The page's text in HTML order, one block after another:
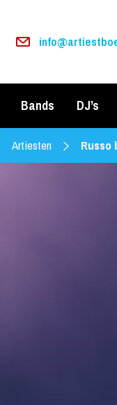
Bands DJ’s
Artiesten Russo